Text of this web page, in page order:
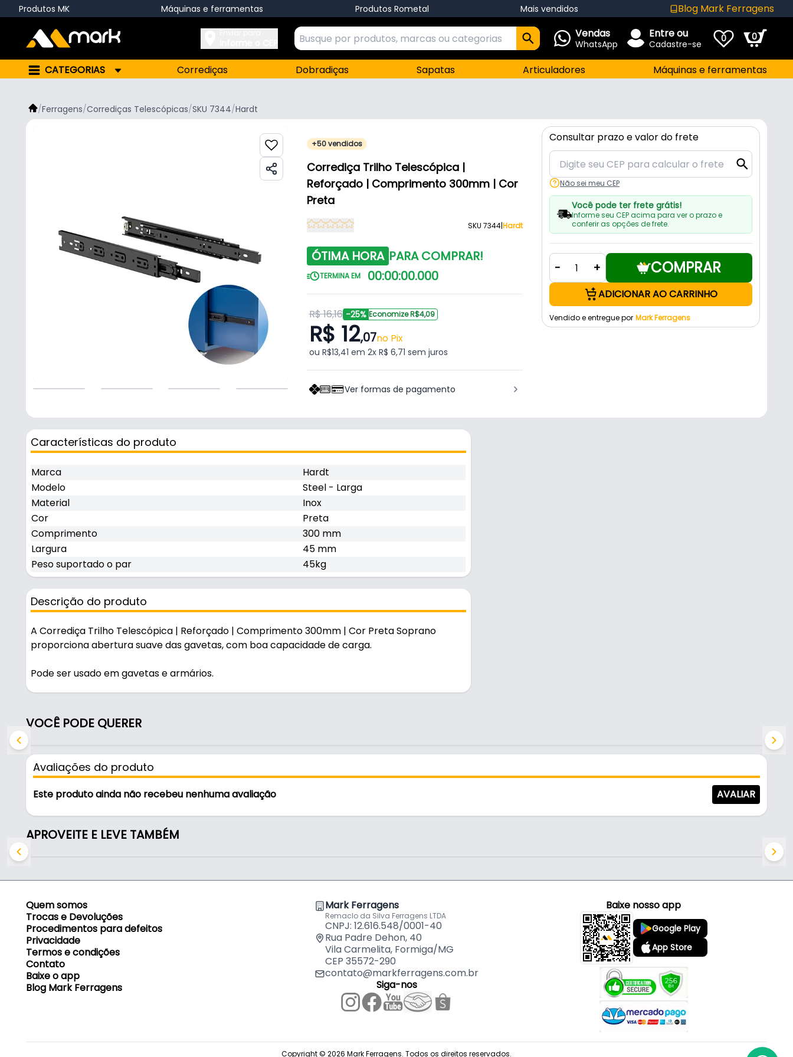
Produtos MK Máquinas e ferramentas Produtos Rometal Mais vendidos Blog Mark Ferragens
Vendas
WhatsApp
Entre ou
Cadastre-se 0 0
CATEGORIAS Corrediças Dobradiças Sapatas Articuladores Máquinas e ferramentas
/Ferragens/Corrediças Telescópicas/SKU 7344/Hardt
+50 vendidos
Corrediça Trilho Telescópica |
Reforçado | Comprimento 300mm | Cor
Preta
SKU 7344|Hardt
ÓTIMA HORA PARA COMPRAR!
TERMINA EM 00:00:00.000
R$ 16,16 -25% Economize R$4,09
R$ 12,07no Pix
ou R$13,41 em 2x R$ 6,71 sem juros
Ver formas de pagamento
Consultar prazo e valor do frete
Não sei meu CEP
Você pode ter frete grátis!
Informe seu CEP acima para ver o prazo e
conferir as opções de frete.
- + COMPRAR
ADICIONAR AO CARRINHO
Vendido e entregue por Mark Ferragens
Características do produto
Marca
Hardt
Modelo
Steel - Larga
Material
Inox
Cor
Preta
Comprimento
300 mm
Largura
45 mm
Peso suportado o par
45kg
Descrição do produto
A Corrediça Trilho Telescópica | Reforçado | Comprimento 300mm | Cor Preta Soprano
proporciona abertura suave das gavetas, com boa capacidade de carga.
Pode ser usado em gavetas e armários.
Características:
- Modelo: Steel - Larga
- Material: Inox
- Cor: Preta
- Comprimento: 300 mm
- Largura: 45 mm
- Peso suportado o par: 45kg
VOCÊ PODE QUERER
Avaliações do produto
Este produto ainda não recebeu nenhuma avaliação AVALIAR
APROVEITE E LEVE TAMBÉM
Quem somos
Trocas e Devoluções
Procedimentos para defeitos
Privacidade
Termos e condições
Contato
Baixe o app
Blog Mark Ferragens
Mark Ferragens
Remaclo da Silva Ferragens LTDA
CNPJ: 12.616.548/0001-40
Rua Padre Dehon, 40
Vila Carmelita, Formiga/MG
CEP 35572-290
contato@markferragens.com.br
Siga-nos
Baixe nosso app
Google Play
App Store
Copyright © 2026 Mark Ferragens. Todos os direitos reservados.